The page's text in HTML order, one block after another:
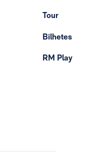
Tour
Bilhetes
RM Play